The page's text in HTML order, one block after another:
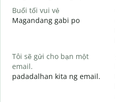
Buổi tối vui vẻ
Magandang gabi po
Tôi sẽ gửi cho bạn một
email.
padadalhan kita ng email.